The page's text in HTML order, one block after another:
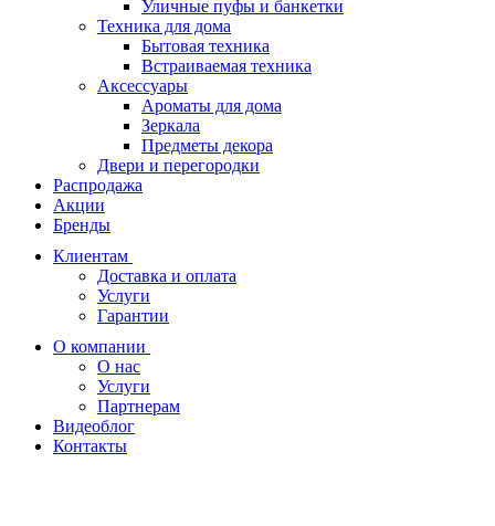
Уличные пуфы и банкетки
Техника для дома
Бытовая техника
Встраиваемая техника
Аксессуары
Ароматы для дома
Зеркала
Предметы декора
Двери и перегородки
Распродажа
Акции
Бренды
Клиентам
Доставка и оплата
Услуги
Гарантии
О компании
О нас
Услуги
Партнерам
Видеоблог
Контакты